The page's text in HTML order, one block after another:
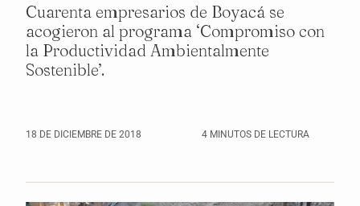
Cuarenta empresarios de Boyacá se
acogieron al programa ‘Compromiso con
la Productividad Ambientalmente
Sostenible’.
18 DE DICIEMBRE DE 2018 4 MINUTOS DE LECTURA